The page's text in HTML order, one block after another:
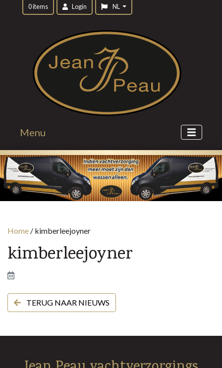
0 items Login NL
Menu
Home / kimberleejoyner
kimberleejoyner
TERUG NAAR NIEUWS